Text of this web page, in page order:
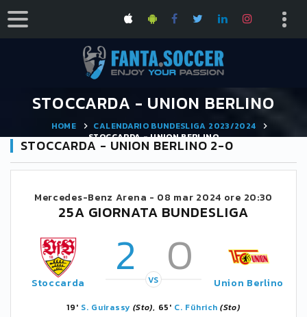
STOCCARDA - UNION BERLINO
HOME
CALENDARIO BUNDESLIGA 2023/2024
STOCCARDA - UNION BERLINO
STOCCARDA - UNION BERLINO 2-0
Mercedes-Benz Arena - 08 mar 2024 ore 20:30
25A GIORNATA BUNDESLIGA
Stoccarda 2 0
VS Union Berlino
19' S. Guirassy (Sto), 65' C. Führich (Sto)